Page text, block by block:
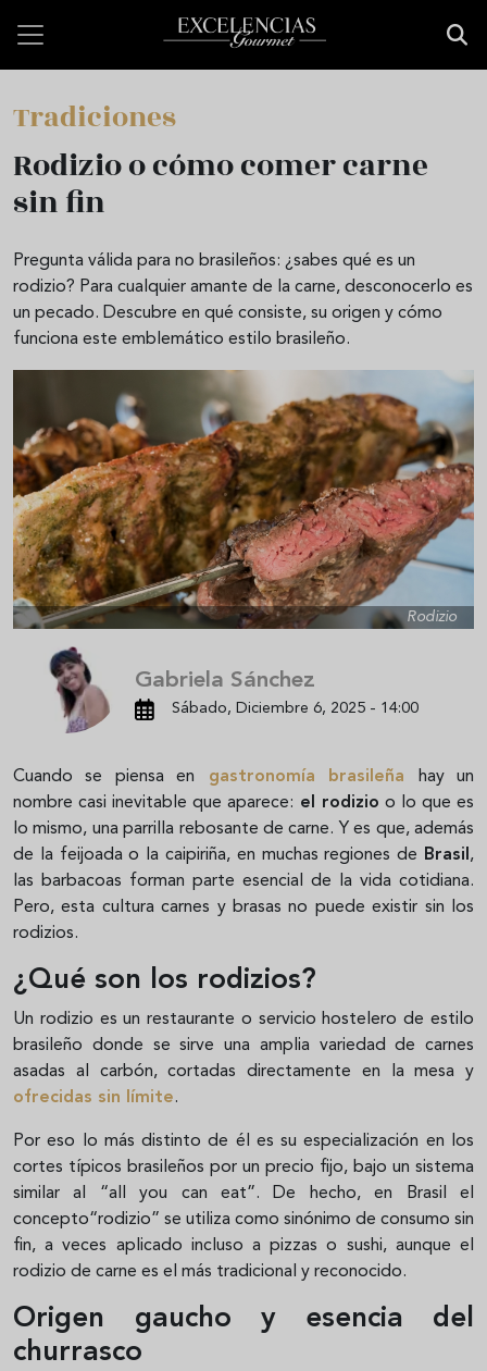
Tradiciones
Rodizio o cómo comer carne
sin fin
Pregunta válida para no brasileños: ¿sabes qué es un
rodizio? Para cualquier amante de la carne, desconocerlo es
un pecado. Descubre en qué consiste, su origen y cómo
funciona este emblemático estilo brasileño.
Rodizio
Gabriela Sánchez
Sábado, Diciembre 6, 2025 - 14:00
Cuando se piensa en gastronomía brasileña
hay un
nombre casi inevitable que aparece: el rodizio o lo que es
lo mismo, una parrilla rebosante de carne. Y es que, además
de la feijoada o la caipiriña, en muchas regiones de Brasil,
las barbacoas forman parte esencial de la vida cotidiana.
Pero, esta cultura carnes y brasas no puede existir sin los
rodizios.
¿Qué son los rodizios?
Un rodizio es un restaurante o servicio hostelero de estilo
brasileño donde se sirve una amplia variedad de carnes
asadas al carbón, cortadas directamente en la mesa y
ofrecidas sin límite.
Por eso lo más distinto de él es su especialización en los
cortes típicos brasileños por un precio fijo, bajo un sistema
similar al “all you can eat”. De hecho, en Brasil el
concepto“rodizio” se utiliza como sinónimo de consumo sin
fin, a veces aplicado incluso a pizzas o sushi, aunque el
rodizio de carne es el más tradicional y reconocido.
Origen gaucho y esencia del
churrasco